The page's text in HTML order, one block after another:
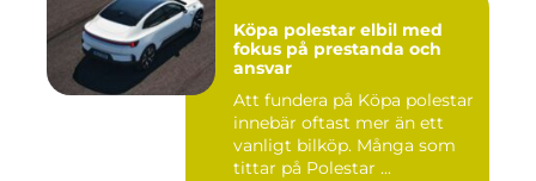
Köpa polestar elbil med
fokus på prestanda och
ansvar
Att fundera på Köpa polestar
innebär oftast mer än ett
vanligt bilköp. Många som
tittar på Polestar ...